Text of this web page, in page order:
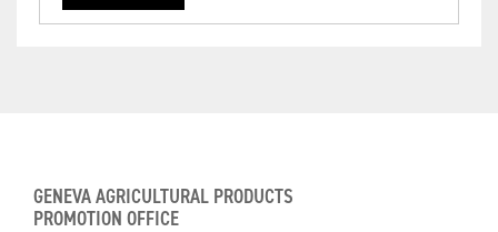
GENEVA AGRICULTURAL PRODUCTS
PROMOTION OFFICE